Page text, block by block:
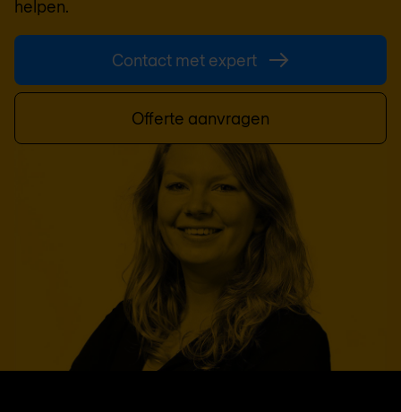
helpen.
Contact met expert
Offerte aanvragen